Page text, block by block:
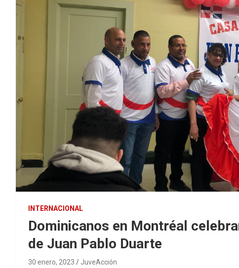
INTERNACIONAL
Dominicanos en Montréal
de Juan Pablo Duarte
30 enero, 2023 JuveAcción